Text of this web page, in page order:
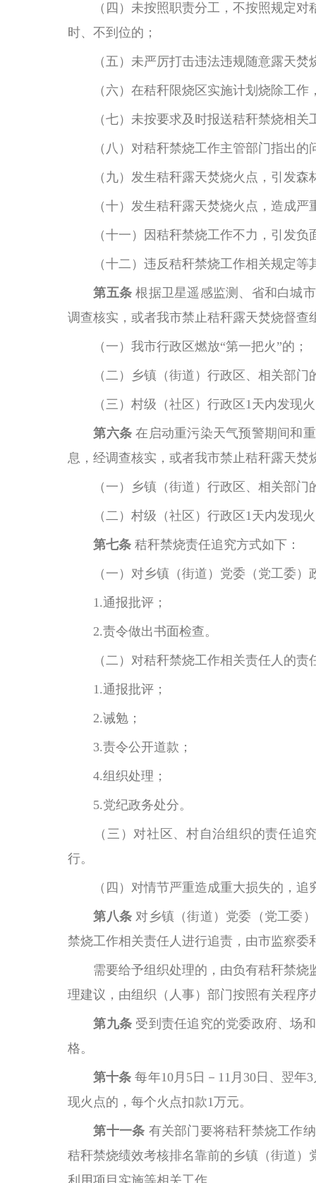
（四）未按照职责分工，不按照规定
时、不到位的；
（五）未严厉打击违法违规随意露天
（六）在秸秆限烧区实施计划烧除工
（七）未按要求及时报送秸秆禁烧相关
（八）对秸秆禁烧工作主管部门指出的
（九）发生秸秆露天焚烧火点，引发森
（十）发生秸秆露天焚烧火点，造成严
（十一）因秸秆禁烧工作不力，引发
（十二）违反秸秆禁烧工作相关规定等
第五条 根据卫星遥感监测、省和白城
调查核实，或者我市禁止秸秆露天焚烧督
（一）我市行政区燃放“第一把火”的；
（二）乡镇（街道）行政区、相关部
（三）村级（社区）行政区 1天内发现
第六条 在启动重污染天气预警期间和
息，经调查核实，或者我市禁止秸秆露天
（一）乡镇（街道）行政区、相关部
（二）村级（社区）行政区 1天内发现
第七条 秸秆禁烧责任追究方式如下：
（一）对乡镇（街道）党委（党工委
1.通报批评；
2.责令做出书面检查。
（二）对秸秆禁烧工作相关责任人的责
1.通报批评；
2.诫勉；
3.责令公开道款；
4.组织处理；
5.党纪政务处分。
（三）对社区、村自治组织的责任
行。
（四）对情节严重造成重大损失的，
第八条 对乡镇（街道）党委（党工委
禁烧工作相关责任人进行追责，由市监察
需要给予组织处理的，由负有秸秆禁
理建议，由组织（人事）部门按照有关程
第九条 受到责任追究的党委政府、场
格。
第十条 每年10月5日－11月30日、翌
现火点的，每个火点扣款1万元。
第十一条 有关部门要将秸秆禁烧工作
秸秆禁烧绩效考核排名靠前的乡镇（街道
利用项目实施等相关工作。